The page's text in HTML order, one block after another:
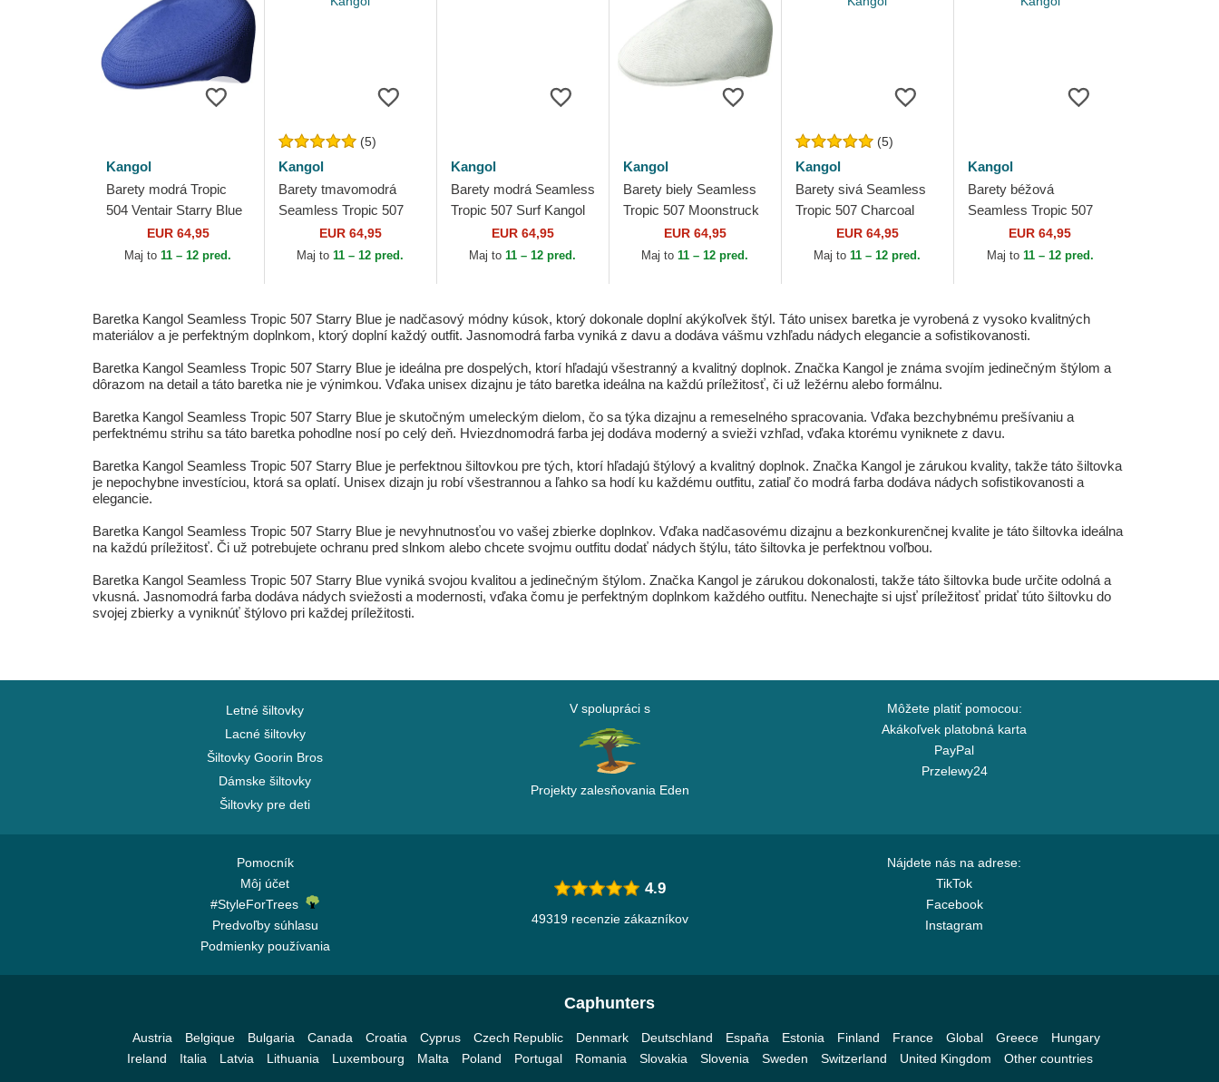
Kangol
Barety modrá Tropic
504 Ventair Starry Blue
EUR 64,95
Maj to11 – 12 pred.
(5)
Kangol
Barety tmavomodrá
Seamless Tropic 507
Navy Kangol
EUR 64,95
Maj to11 – 12 pred.
Kangol
Barety modrá Seamless
Tropic 507 Surf Kangol
EUR 64,95
Maj to11 – 12 pred.
Kangol
Barety biely Seamless
Tropic 507 Moonstruck
EUR 64,95
Maj to11 – 12 pred.
(5)
Kangol
Barety sivá Seamless
Tropic 507 Charcoal
EUR 64,95
Maj to11 – 12 pred.
Kangol
Barety béžová
Seamless Tropic 507
EUR 64,95
Maj to 11 – 12 pred.
Baretka Kangol Seamless Tropic 507 Starry Blue je nadčasový módny kúsok, ktorý dokonale doplní akýkoľvek štýl. Táto unisex baretka je vyrobená z vysoko kvalitných
materiálov a je perfektným doplnkom, ktorý doplní každý outfit. Jasnomodrá farba vyniká z davu a dodáva vášmu vzhľadu nádych elegancie a sofistikovanosti.
Baretka Kangol Seamless Tropic 507 Starry Blue je ideálna pre dospelých, ktorí hľadajú všestranný a kvalitný doplnok. Značka Kangol je známa svojím jedinečným štýlom a
dôrazom na detail a táto baretka nie je výnimkou. Vďaka unisex dizajnu je táto baretka ideálna na každú príležitosť, či už ležérnu alebo formálnu.
Baretka Kangol Seamless Tropic 507 Starry Blue je skutočným umeleckým dielom, čo sa týka dizajnu a remeselného spracovania. Vďaka bezchybnému prešívaniu a
perfektnému strihu sa táto baretka pohodlne nosí po celý deň. Hviezdnomodrá farba jej dodáva moderný a svieži vzhľad, vďaka ktorému vyniknete z davu.
Baretka Kangol Seamless Tropic 507 Starry Blue je perfektnou šiltovkou pre tých, ktorí hľadajú štýlový a kvalitný doplnok. Značka Kangol je zárukou kvality, takže táto šiltovka
je nepochybne investíciou, ktorá sa oplatí. Unisex dizajn ju robí všestrannou a ľahko sa hodí ku každému outfitu, zatiaľ čo modrá farba dodáva nádych sofistikovanosti a
elegancie.
Baretka Kangol Seamless Tropic 507 Starry Blue je nevyhnutnosťou vo vašej zbierke doplnkov. Vďaka nadčasovému dizajnu a bezkonkurenčnej kvalite je táto šiltovka ideálna
na každú príležitosť. Či už potrebujete ochranu pred slnkom alebo chcete svojmu outfitu dodať nádych štýlu, táto šiltovka je perfektnou voľbou.
Baretka Kangol Seamless Tropic 507 Starry Blue vyniká svojou kvalitou a jedinečným štýlom. Značka Kangol je zárukou dokonalosti, takže táto šiltovka bude určite odolná a
vkusná. Jasnomodrá farba dodáva nádych sviežosti a modernosti, vďaka čomu je perfektným doplnkom každého outfitu. Nenechajte si ujsť príležitosť pridať túto šiltovku do
svojej zbierky a vyniknúť štýlovo pri každej príležitosti.
Letné šiltovky
Lacné šiltovky
Šiltovky Goorin Bros
Dámske šiltovky
Šiltovky pre deti
V spolupráci s
Projekty zalesňovania Eden
Môžete platiť pomocou:
Akákoľvek platobná karta
PayPal
Przelewy24
Pomocník
Môj účet
#StyleForTrees
Predvoľby súhlasu
Podmienky používania
Nájdete nás na adrese:
TikTok
Facebook
Instagram
4.9
49319 recenzie zákazníkov
Caphunters
Austria Belgique Bulgaria Canada Croatia Cyprus Czech Republic Denmark Deutschland España Estonia Finland France Global Greece
Hungary
Ireland
Italia Latvia Lithuania Luxembourg Malta Poland Portugal Romania Slovakia Slovenia Sweden Switzerland United Kingdom Other countries